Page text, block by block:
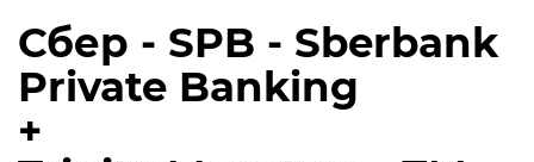
Сбер - SPB - Sberbank
Private Banking
+